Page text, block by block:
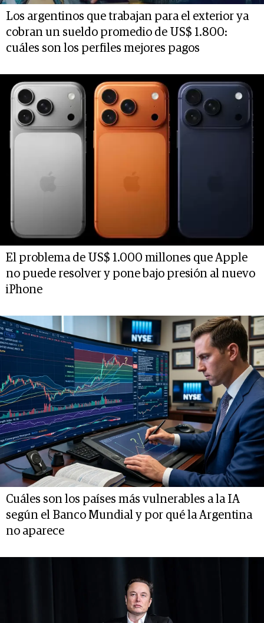
Los argentinos que trabajan para el exterior ya
cobran un sueldo promedio de US$ 1.800:
cuáles son los perfiles mejores pagos
El problema de US$ 1.000 millones que Apple
no puede resolver y pone bajo presión al nuevo
iPhone
Cuáles son los países más vulnerables a la IA
según el Banco Mundial y por qué la Argentina
no aparece